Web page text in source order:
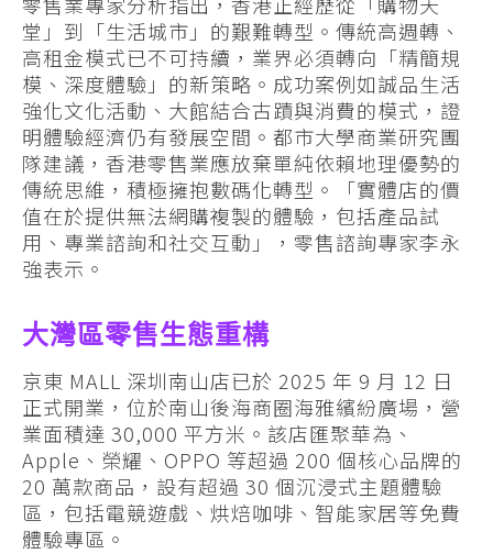
堂」到「生活城市」的艱難轉型。傳統高週轉、
高租金模式已不可持續，業界必須轉向「精簡規
模、深度體驗」的新策略。成功案例如誠品生活
強化文化活動、大館結合古蹟與消費的模式，證
明體驗經濟仍有發展空間。都市大學商業研究團
隊建議，香港零售業應放棄單純依賴地理優勢的
傳統思維，積極擁抱數碼化轉型。「實體店的價
值在於提供無法網購複製的體驗，包括產品試
用、專業諮詢和社交互動」，零售諮詢專家李永
強表示。
大灣區零售生態重構
京東 MALL 深圳南山店已於 2025 年 9 月 12 日
正式開業，位於南山後海商圈海雅繽紛廣場，營
業面積達 30,000 平方米。該店匯聚華為、
Apple、榮耀、OPPO 等超過 200 個核心品牌的
20 萬款商品，設有超過 30 個沉浸式主題體驗
區，包括電競遊戲、烘焙咖啡、智能家居等免費
體驗專區。